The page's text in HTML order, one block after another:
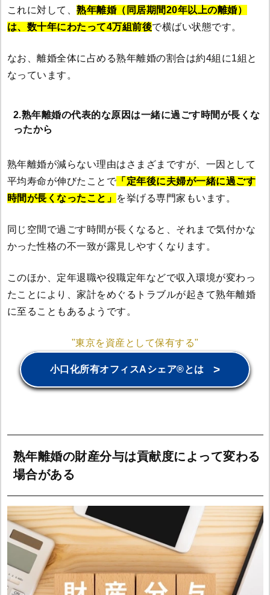
これに対して、 熟年離婚（同居期間20年以上の離婚）
は、数十年にわたって4万組前後で横ばい状態です。
なお、離婚全体に占める熟年離婚の割合は約4組に1組と
なっています。
2.熟年離婚の代表的な原因は一緒に過ごす時間が長くな
ったから
熟年離婚が減らない理由はさまざまですが、一因として
平均寿命が伸びたことで 「定年後に夫婦が一緒に過ごす
時間が長くなったこと」 を挙げる専門家もいます。
同じ空間で過ごす時間が長くなると、それまで気付かな
かった性格の不一致が露見しやすくなります。
このほか、定年退職や役職定年などで収入環境が変わっ
たことにより、家計をめぐるトラブルが起きて熟年離婚
に至ることもあるようです。
"東京を資産として保有する"
小口化所有オフィスAシェア®とは >
熟年離婚の財産分与は貢献度によって変わる
場合がある